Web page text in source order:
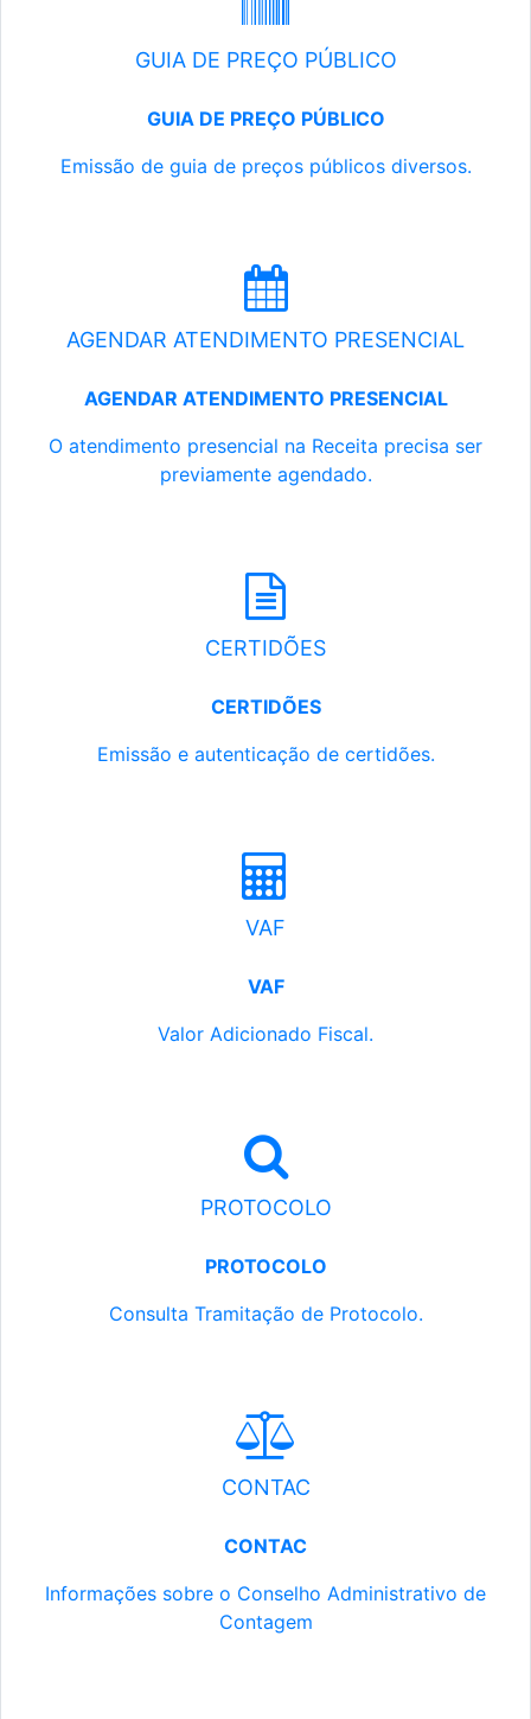
GUIA DE PREÇO PÚBLICO
GUIA DE PREÇO PÚBLICO
Emissão de guia de preços públicos diversos.
AGENDAR ATENDIMENTO PRESENCIAL
AGENDAR ATENDIMENTO PRESENCIAL
O atendimento presencial na Receita precisa ser
previamente agendado.
CERTIDÕES
CERTIDÕES
Emissão e autenticação de certidões.
VAF
VAF
Valor Adicionado Fiscal.
PROTOCOLO
PROTOCOLO
Consulta Tramitação de Protocolo.
CONTAC
CONTAC
Informações sobre o Conselho Administrativo de
Contagem